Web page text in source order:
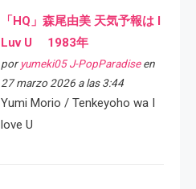
「HQ」森尾由美 天気予報は I
Luv U 1983年
por yumeki05 J-PopParadiseen
27 marzo 2026 a las 3:44
Yumi Morio / Tenkeyoho wa I
love U